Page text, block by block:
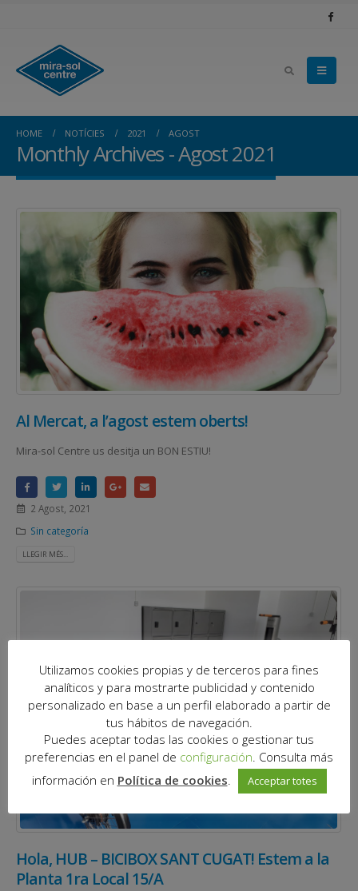
HOME NOTÍCIES 2021 AGOST
Monthly Archives - Agost 2021
Al Mercat, a l’agost estem oberts!
Mira-sol Centre us desitja un BON ESTIU!
2 Agost, 2021
Sin categoría
LLEGIR MÉS...
Hola, HUB – BICIBOX SANT CUGAT! Estem a la
Planta 1ra Local 15/A
Utilizamos cookies propias y de terceros para fines
analíticos y para mostrarte publicidad y contenido
personalizado en base a un perfil elaborado a partir de
tus hábitos de navegación.
Puedes aceptar todas las cookies o gestionar tus
preferencias en el panel de configuración. Consulta más
información en Política de cookies. Acceptar totes